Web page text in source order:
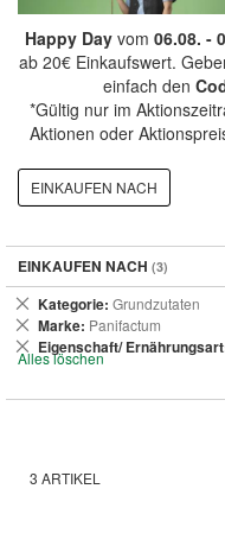
Happy Dayvom 06.08. -
ab 20€ Einkaufswert.
einfach den
*Gültig nur im
Aktionen oder
3 ARTIKEL
EINKAUFEN NACH
EINKAUFEN NACH
Kategorie Grundzutaten
Dies
entfernen
Marke Panifactum
Dies
entfernen
Eigenschaft/ Ernährungsart
Dies
entfernen
Alles löschen